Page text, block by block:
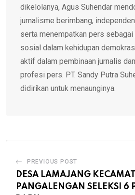
dikelolanya, Agus Suhendar
jurnalisme berimbang,
serta menempatkan pers sebagai
sosial dalam kehidupan
aktif dalam pembinaan jurnalis
profesi pers. PT. Sandy Putra
didirikan untuk menaunginya.
PREVIOUS POST
DESA LAMAJANG
PANGALENGAN SELEKSI 6